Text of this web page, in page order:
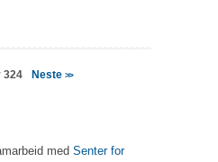
324 Neste >>
med Senter for